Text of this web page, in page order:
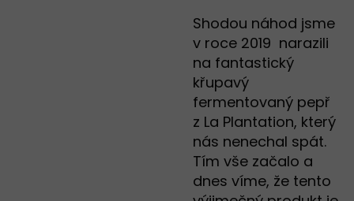
Shodou náhod jsme
v roce 2019 narazili
na fantastický
křupavý
fermentovaný pepř
z La Plantation, který
nás nenechal spát.
Tím vše začalo a
dnes víme, že tento